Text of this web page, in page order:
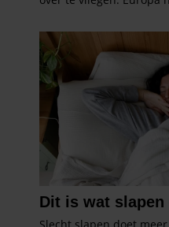
verzameld op basis van
gaat akkoord met onze
gebruiken.